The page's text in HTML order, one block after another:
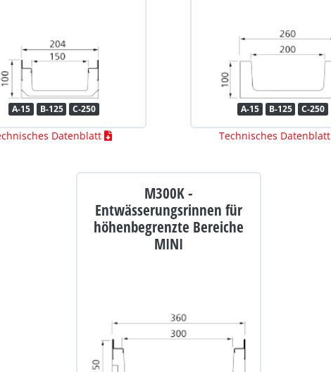
A-15 B-125 C-250
Datenblatt
A-15 B-125 C-250
Technisches Datenblatt
M300K -
Entwässerungsrinnen für
höhenbegrenzte Bereiche
MINI